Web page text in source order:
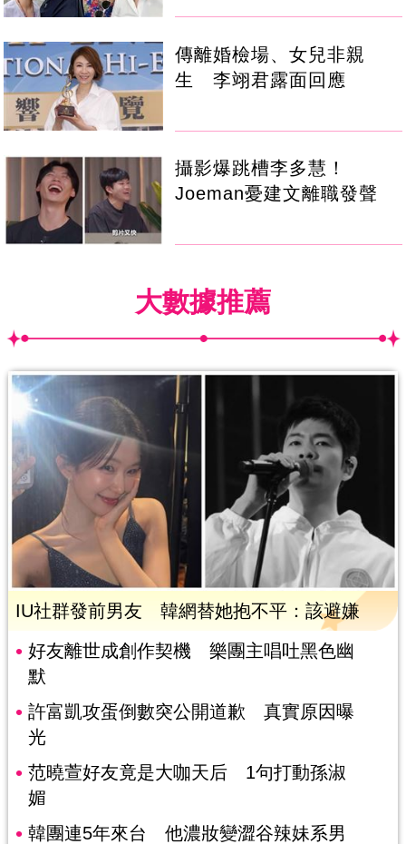
傳離婚檢場、女兒非親
生 李翊君露面回應
攝影爆跳槽李多慧！
Joeman憂建文離職發聲
大數據推薦
IU社群發前男友 韓網替她抱不平：該避嫌
好友離世成創作契機 樂團主唱吐黑色幽
默
許富凱攻蛋倒數突公開道歉 真實原因曝
光
范曉萱好友竟是大咖天后 1句打動孫淑
媚
韓團連5年來台 他濃妝變澀谷辣妹系男